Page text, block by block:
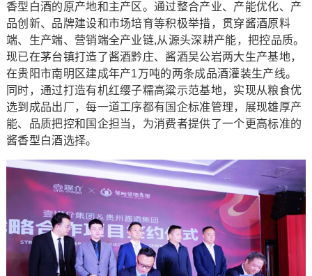
香型白酒的原产地和主产区。通过整合产业、产能优化、产
品创新、品牌建设和市场培育等积极举措，贯穿酱酒原料
端、生产端、营销端全产业链,从源头深耕产能，把控品质。
现已在茅台镇打造了酱酒黔庄、酱酒吴公岩两大生产基地，
在贵阳市南明区建成年产1万吨的两条成品酒灌装生产线。
同时，通过打造有机红缨子糯高粱示范基地，实现从粮食优
选到成品出厂，每一道工序都有国企标准管理，展现雄厚产
能、品质把控和国企担当，为消费者提供了一个更高标准的
酱香型白酒选择。